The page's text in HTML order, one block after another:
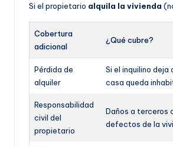
Si el propietario alquila la vivienda
Cobertura
adicional
¿Qué cubre?
Pérdida de
alquiler
Si el inquilino deja
casa queda
Responsabilidad
civil del
propietario
Daños a terceros
defectos de la